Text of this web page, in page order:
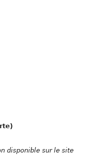
disponible sur le site